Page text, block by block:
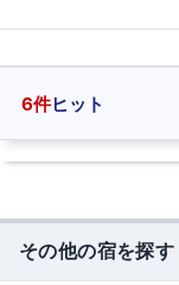
6件ヒット
その他の宿を探す